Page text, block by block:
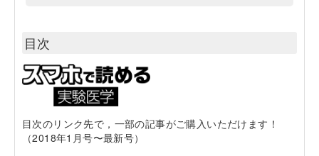
目次
目次のリンク先で，一部の記事がご購入いただけます！
（2018年1月号〜最新号）